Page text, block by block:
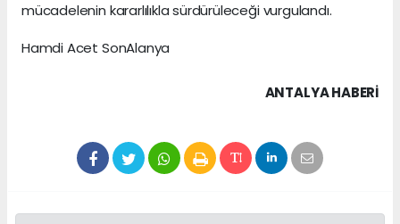
mücadelenin kararlılıkla sürdürüleceği vurgulandı.
Hamdi Acet SonAlanya
ANTALYA HABERİ